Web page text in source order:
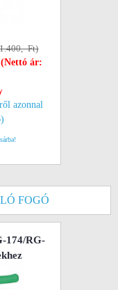
Ft)
ár:
azonnal
FOGÓ
174/RG-